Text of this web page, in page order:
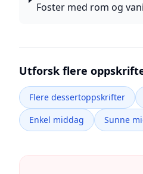
Foster med rom og
Utforsk flere
Flere dessertoppskrifter
Enkel middag
Sunne